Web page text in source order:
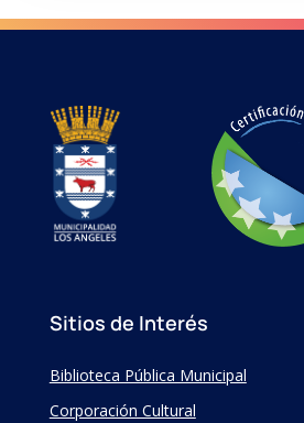
Sitios de Interés
Biblioteca Pública Municipal
Corporación Cultural